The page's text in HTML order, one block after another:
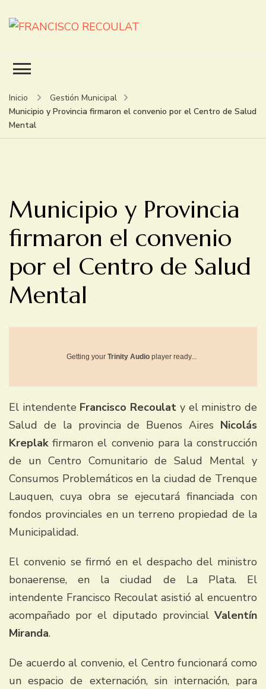
Inicio
Gestión Municipal
Municipio y Provincia firmaron el convenio por el Centro de Salud
Mental
Municipio y Provincia
firmaron el convenio
por el Centro de Salud
Mental
Getting your Trinity Audio player ready...
El intendente Francisco Recoulat y el ministro de
Salud de la provincia de Buenos Aires Nicolás
Kreplakfirmaron el convenio para la construcción
de un Centro Comunitario de Salud Mental y
Consumos Problemáticos en la ciudad de Trenque
Lauquen, cuya obra se ejecutará financiada con
fondos provinciales en un terreno propiedad de la
Municipalidad.
El convenio se firmó en el despacho del ministro
bonaerense, en la ciudad de La Plata. El
intendente Francisco Recoulat asistió al encuentro
acompañado por el diputado provincial Valentín
Miranda.
De acuerdo al convenio, el Centro funcionará como
un espacio de externación, sin internación, para